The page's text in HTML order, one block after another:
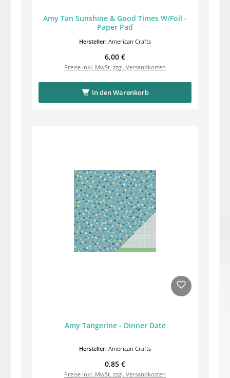
Amy Tan Sunshine & Good Times W/Foil -
Paper Pad
Hersteller: American Crafts
Regulärer Preis:
6,00 €
Preise inkl. MwSt. zzgl. Versandkosten
In den Warenkorb
Amy Tangerine - Dinner Date
Hersteller: American Crafts
Regulärer Preis:
0,85 €
Preise inkl. MwSt. zzgl. Versandkosten